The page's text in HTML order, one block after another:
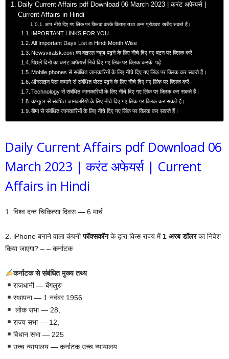
Daily Current Affairs pdf Download 06 March 2023 | करंट अफेयर्स |
Current Affairs in Hindi
आप नीचे दिए गए लिंक पर क्लिक करके किताब तथा अन्य प्रोडक्ट खरीद सकते हैं।
IMPORTANT LINKS FOR YOU
All Important Days List in Hindi Month Wise
Newsviralsk.com का वाइरल न्यूज़ पढ़ने के लिए नीचे दिए गए बटन पर क्लिक करें
पिछले दिनों का करंट अफेयर्स निचे दिए गए लिंक पर क्लिक करके पढ़ें
Mobile phones से संबंधित जानकारियों के लिए नीचे दिए गए लिंक पर क्लिक कर सकते हैं।
ऑनलाइन पैसा कमाने से संबंधित पोस्ट पढ़ने के लिए नीचे दिए गए लिंक पर क्लिक करें–
Technology से संबंधित जानकारियों के लिए नीचे दिए गए लिंक पर क्लिक कर सकते हैं।
कंप्यूटर से संबंधित जानकारियों के लिए नीचे दिए गए लिंक पर क्लिक कर सकते हैं।
बीमा से संबंधित जानकारियों के लिए नीचे दिए गए लिंक पर क्लिक कर सकते हैं।
Daily Current Affairs pdf Download 06
March 2023 | करंट अफेयर्स | Current
Affairs in Hindi
1. विश्व दन्त चिकित्सा दिवस — 6 मार्च
2. iPhone बनाने वाला कंपनीफॉक्सकॉनके द्वारा किस राज्य में 1 अरब डॉलरका निवेश
किया जाएगा? – – कर्नाटक
कर्नाटक से संबंधित मुख्य तथ्य
राजधानी — बेंगलुरु
स्थापना — 1 नवंबर 1956
लोक सभा — 28,
राज्य सभा — 12,
विधान सभा — 225
उच्च न्यायालय — कर्नाटक उच्च न्यायालय